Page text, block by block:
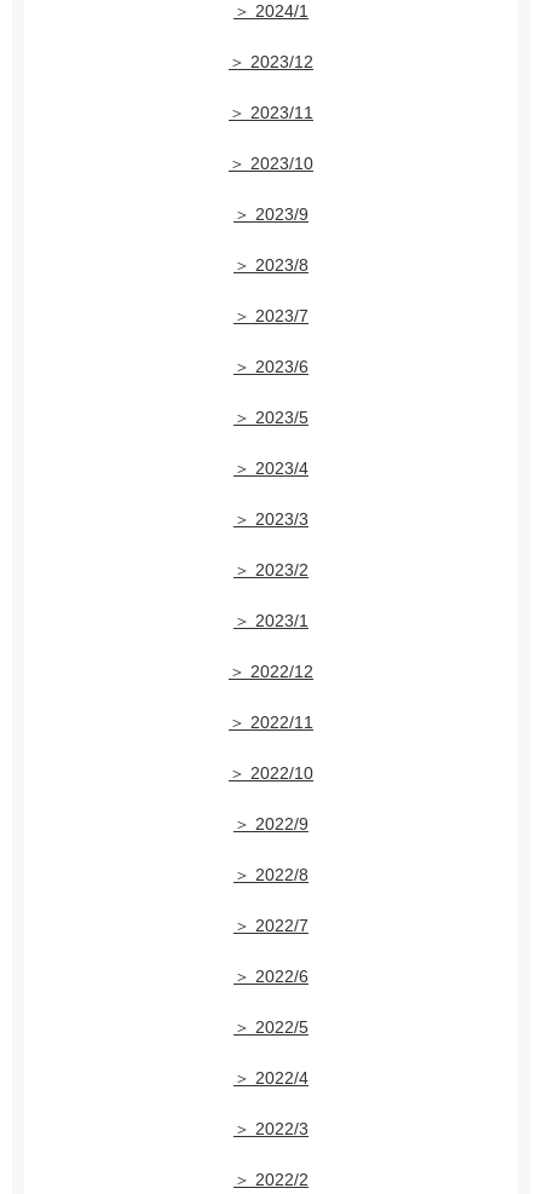
＞ 2024/1
＞ 2023/12
＞ 2023/11
＞ 2023/10
＞ 2023/9
＞ 2023/8
＞ 2023/7
＞ 2023/6
＞ 2023/5
＞ 2023/4
＞ 2023/3
＞ 2023/2
＞ 2023/1
＞ 2022/12
＞ 2022/11
＞ 2022/10
＞ 2022/9
＞ 2022/8
＞ 2022/7
＞ 2022/6
＞ 2022/5
＞ 2022/4
＞ 2022/3
＞ 2022/2